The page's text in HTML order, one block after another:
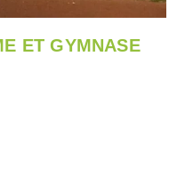
ET GYMNASE